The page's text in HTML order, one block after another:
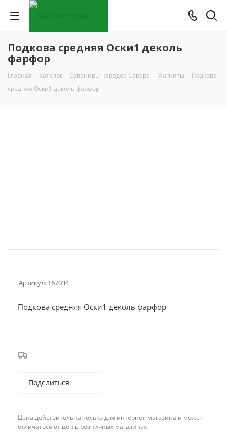
Подкова средняя Оски1 деколь
фарфор
Главная - Каталог - Сувениры народов Севера - Магниты - Подкова
средняя Оски1 деколь фарфор
Артикул: 167034
Подкова средняя Оски1 деколь фарфор
Поделиться
Цена действительна только для интернет-магазина и может
отличаться от цен в розничных магазинах